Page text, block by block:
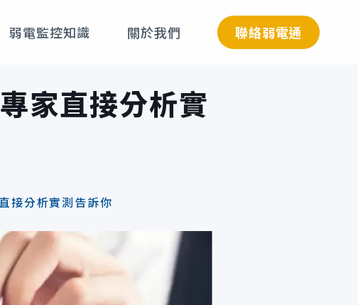
弱電監控知識 關於我們 聯絡弱電通
接分析實測告訴你
家直接分析實